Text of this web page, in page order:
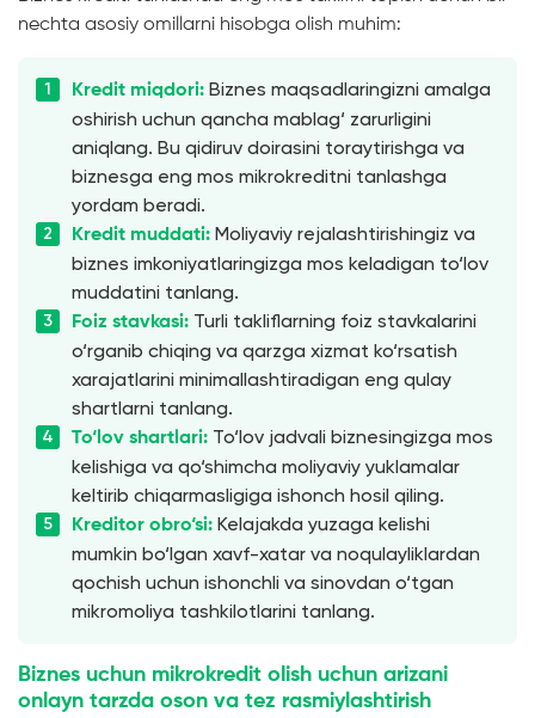
nechta asosiy omillarni hisobga olish muhim:
Kredit miqdori: Biznes maqsadlaringizni amalga
oshirish uchun qancha mablag‘ zarurligini
aniqlang. Bu qidiruv doirasini toraytirishga va
biznesga eng mos mikrokreditni tanlashga
yordam beradi.
Kredit muddati: Moliyaviy rejalashtirishingiz va
biznes imkoniyatlaringizga mos keladigan to‘lov
muddatini tanlang.
Foiz stavkasi: Turli takliflarning foiz stavkalarini
o‘rganib chiqing va qarzga xizmat ko‘rsatish
xarajatlarini minimallashtiradigan eng qulay
shartlarni tanlang.
To‘lov shartlari: To‘lov jadvali biznesingizga mos
kelishiga va qo‘shimcha moliyaviy yuklamalar
keltirib chiqarmasligiga ishonch hosil qiling.
Kreditor obro‘si: Kelajakda yuzaga kelishi
mumkin bo‘lgan xavf-xatar va noqulayliklardan
qochish uchun ishonchli va sinovdan o‘tgan
mikromoliya tashkilotlarini tanlang.
Biznes uchun mikrokredit olish uchun arizani
onlayn tarzda oson va tez rasmiylashtirish